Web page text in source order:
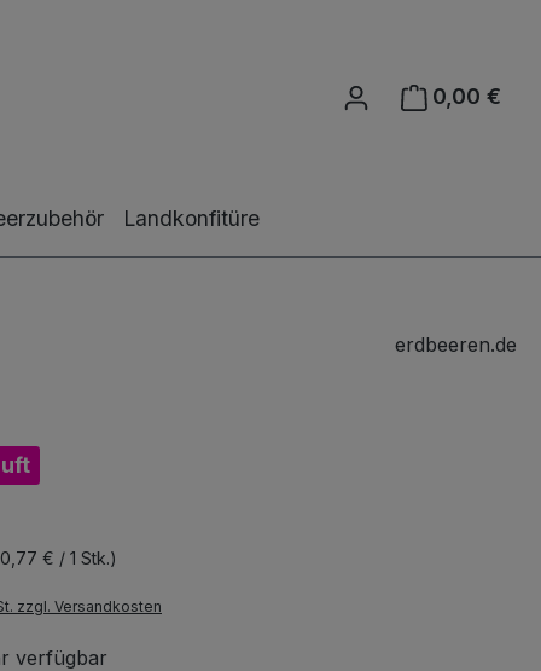
0,00 €
Landkonfitüre
erdbeeren.de
€ / 1 Stk.)
zzgl. Versandkosten
verfügbar